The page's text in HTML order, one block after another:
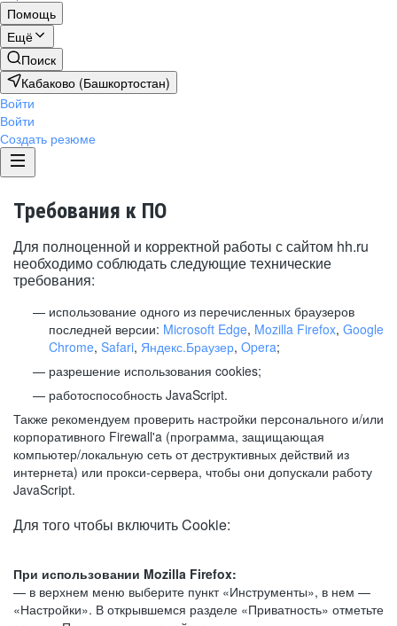
Помощь
Ещё
Поиск
Кабаково (Башкортостан)
Войти
Войти
Создать резюме
Требования к ПО
Для полноценной и корректной работы с сайтом hh.ru
необходимо соблюдать следующие технические
требования:
использование одного из перечисленных браузеров
последней версии: Microsoft Edge, Mozilla Firefox, Google
Chrome, Safari, Яндекс.Браузер, Opera;
разрешение использования cookies;
работоспособность JavaScript.
Также рекомендуем проверить настройки персонального и/или
корпоративного Firewall'a (программа, защищающая
компьютер/локальную сеть от деструктивных действий из
интернета) или прокси-сервера, чтобы они допускали работу
JavaScript.
Для того чтобы включить Cookie:
При использовании Mozilla Firefox:
— в верхнем меню выберите пункт «Инструменты», в нем —
«Настройки». В открывшемся разделе «Приватность» отметьте